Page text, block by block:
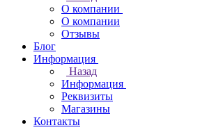
О компании
О компании
Отзывы
Блог
Информация
Назад
Информация
Реквизиты
Магазины
Контакты